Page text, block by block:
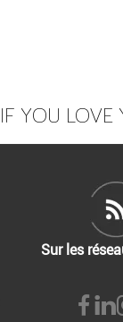
IF YOU LOVE
Sur les